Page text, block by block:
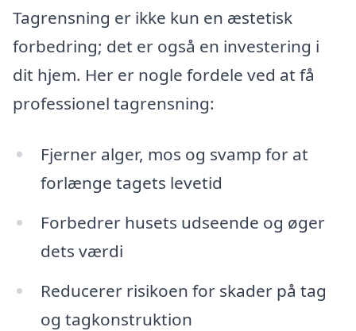
Tagrensning er ikke kun en æstetisk
forbedring; det er også en investering i
dit hjem. Her er nogle fordele ved at få
professionel tagrensning:
Fjerner alger, mos og svamp for at
forlænge tagets levetid
Forbedrer husets udseende og øger
dets værdi
Reducerer risikoen for skader på tag
og tagkonstruktion